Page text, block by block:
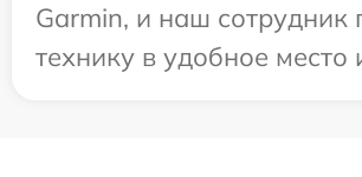
Garmin, и наш сотрудник
технику в удобное место